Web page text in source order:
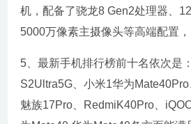
机，配备了骁龙8 Gen2处理器、
5000万像素主摄像头等高端配置，
5、最新手机排行榜前十名依次是
S2Ultra5G、小米1华为
魅族17Pro、RedmiK40Pro、